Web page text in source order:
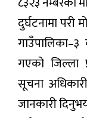
दुर्घटनामा
गएको जिल्ला
सूचना
जानकारी